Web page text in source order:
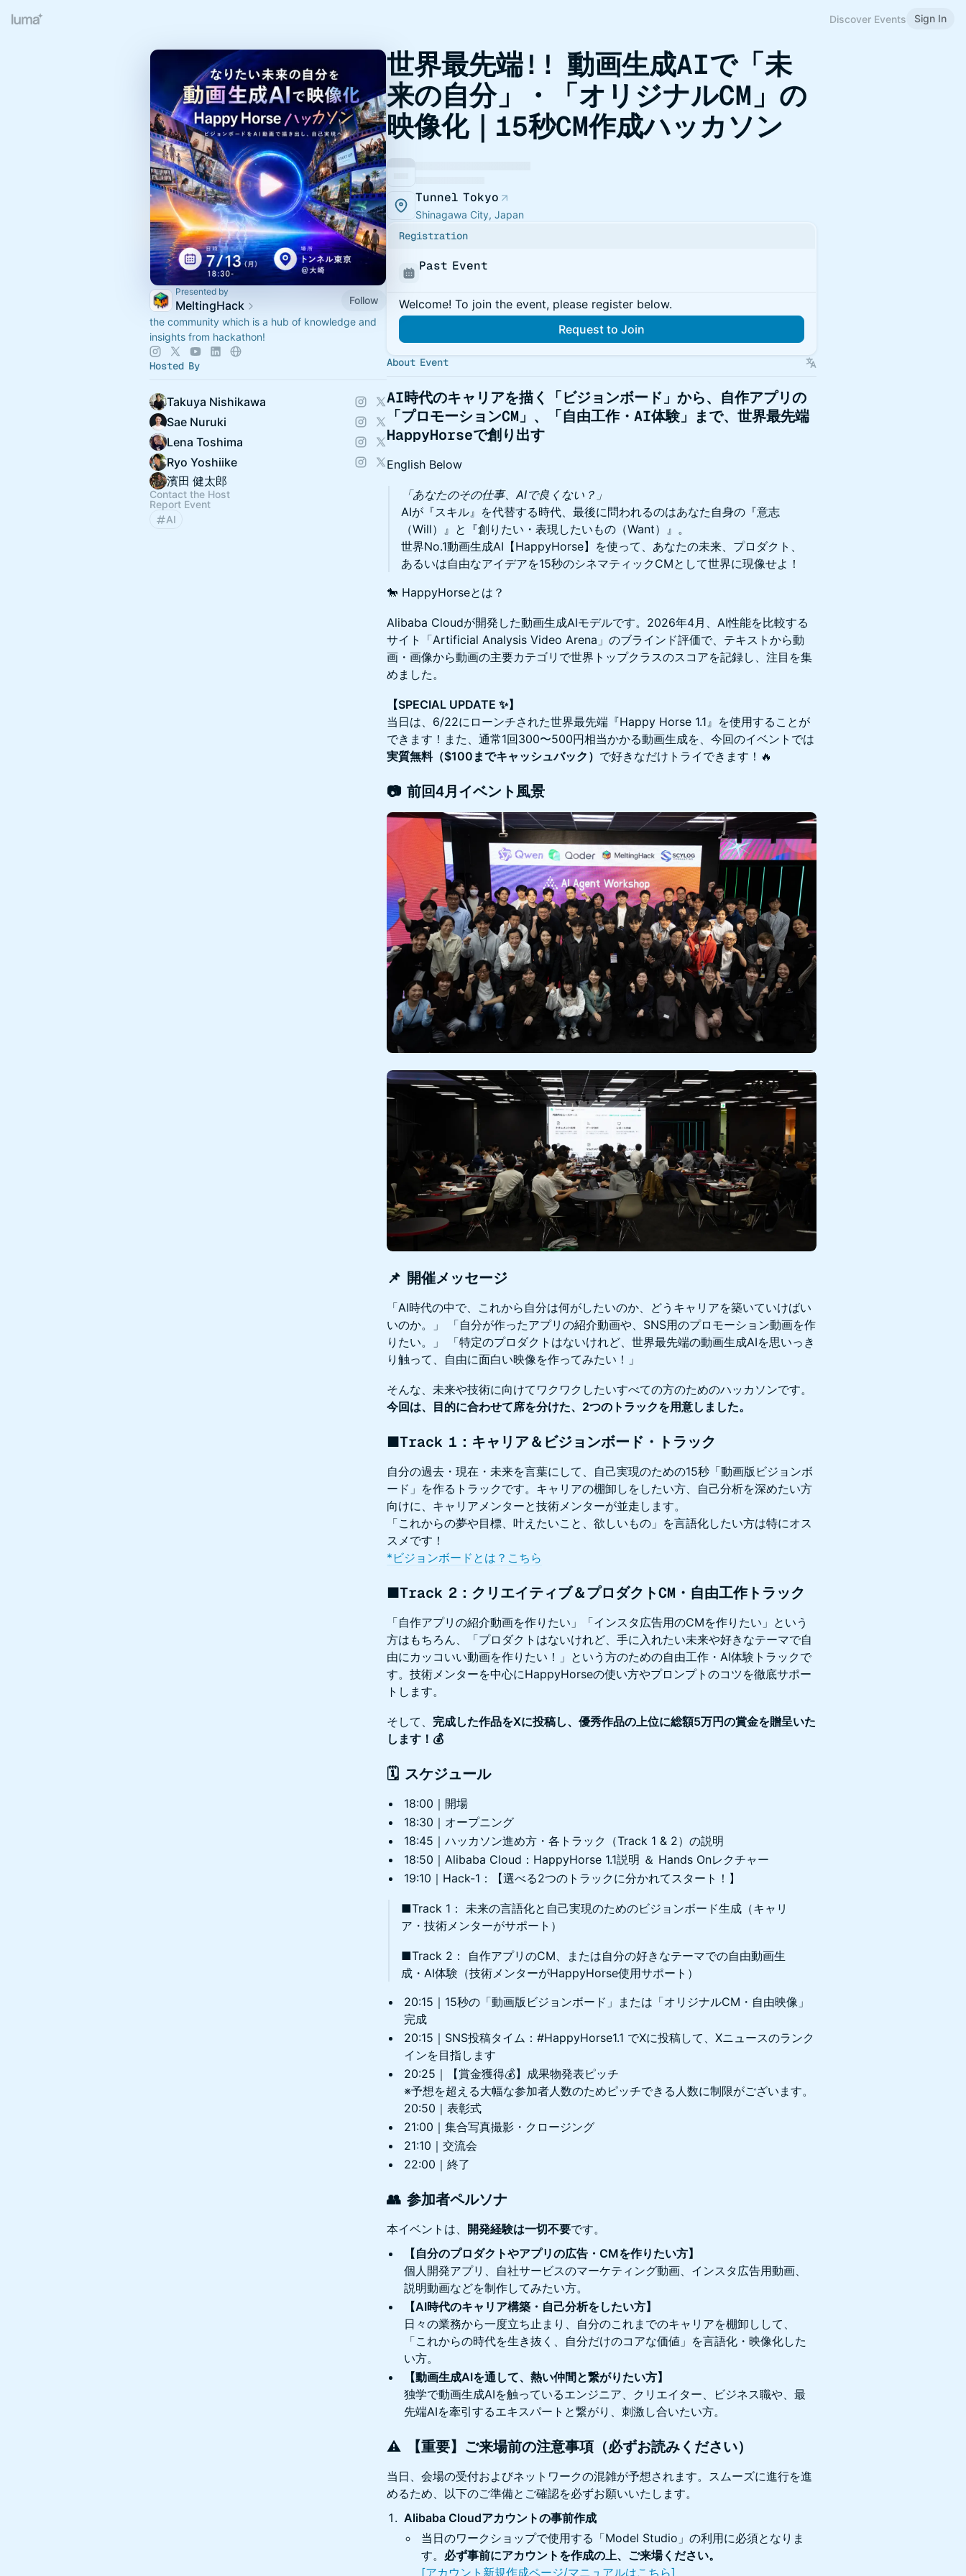
Discover Events Sign In
Presented by
MeltingHack
Follow
the community which is a hub of knowledge and
insights from hackathon!
Hosted By
Takuya Nishikawa
Sae Nuruki
Lena Toshima
Ryo Yoshiike
濱田 健太郎
Contact the Host
Report Event
AI
世界最先端!! 動画生成AIで「未
来の自分」・「オリジナルCM」の
映像化｜15秒CM作成ハッカソン
Tunnel Tokyo
Shinagawa City, Japan
Registration
Past Event
Welcome! To join the event, please register below.
Request to Join
About Event
AI時代のキャリアを描く「ビジョンボード」から、自作アプリの
「プロモーションCM」、「自由工作・AI体験」まで、世界最先端
HappyHorseで創り出す
English Below
「あなたのその仕事、AIで良くない？」
AIが『スキル』を代替する時代、最後に問われるのはあなた自身の『意志
（Will）』と『創りたい・表現したいもの（Want）』。
世界No.1動画生成AI【HappyHorse】を使って、あなたの未来、プロダクト、
あるいは自由なアイデアを15秒のシネマティックCMとして世界に現像せよ！
🐎 HappyHorseとは？
Alibaba Cloudが開発した動画生成AIモデルです。2026年4月、AI性能を比較する
サイト「Artificial Analysis Video Arena」のブラインド評価で、テキストから動
画・画像から動画の主要カテゴリで世界トップクラスのスコアを記録し、注目を集
めました。
【SPECIAL UPDATE ✨️】
当日は、6/22にローンチされた世界最先端『Happy Horse 1.1』を使用することが
できます！また、通常1回300〜500円相当かかる動画生成を、今回のイベントでは
実質無料（$100までキャッシュバック） で好きなだけトライできます！🔥
​📷️ 前回4月イベント風景
📌 開催メッセージ
「AI時代の中で、これから自分は何がしたいのか、どうキャリアを築いていけばい
いのか。」 「自分が作ったアプリの紹介動画や、SNS用のプロモーション動画を作
りたい。」 「特定のプロダクトはないけれど、世界最先端の動画生成AIを思いっき
り触って、自由に面白い映像を作ってみたい！」
そんな、未来や技術に向けてワクワクしたいすべての方のためのハッカソンです。
今回は、目的に合わせて席を分けた、2つのトラックを用意しました。
■Track 1：キャリア＆ビジョンボード・トラック
自分の過去・現在・未来を言葉にして、自己実現のための15秒「動画版ビジョンボ
ード」を作るトラックです。キャリアの棚卸しをしたい方、自己分析を深めたい方
向けに、キャリアメンターと技術メンターが並走します。
「これからの夢や目標、叶えたいこと、欲しいもの」を言語化したい方は特にオス
スメです！
*ビジョンボードとは？こちら
■Track 2：クリエイティブ＆プロダクトCM・自由工作トラック
「自作アプリの紹介動画を作りたい」「インスタ広告用のCMを作りたい」という
方はもちろん、「プロダクトはないけれど、手に入れたい未来や好きなテーマで自
由にカッコいい動画を作りたい！」という方のための自由工作・AI体験トラックで
す。技術メンターを中心にHappyHorseの使い方やプロンプトのコツを徹底サポー
トします。
そして、 完成した作品をXに投稿し、優秀作品の上位に総額5万円の賞金を贈呈いた
します！💰️
🗓 スケジュール
18:00｜開場
18:30｜オープニング
18:45｜ハッカソン進め方・各トラック（Track 1 & 2）の説明
18:50｜Alibaba Cloud：HappyHorse 1.1説明 ＆ Hands Onレクチャー
19:10｜Hack-1：【選べる2つのトラックに分かれてスタート！】
■Track 1： 未来の言語化と自己実現のためのビジョンボード生成（キャリ
ア・技術メンターがサポート）
■Track 2： 自作アプリのCM、または自分の好きなテーマでの自由動画生
成・AI体験（技術メンターがHappyHorse使用サポート）
20:15｜15秒の「動画版ビジョンボード」または「オリジナルCM・自由映像」
完成
20:15｜SNS投稿タイム：#HappyHorse1.1 でXに投稿して、Xニュースのランク
インを目指します
20:25｜【賞金獲得💰️】成果物発表ピッチ
※予想を超える大幅な参加者人数のためピッチできる人数に制限がございます。
20:50｜表彰式
21:00｜集合写真撮影・クロージング
21:10｜交流会
22:00｜終了
👥 参加者ペルソナ
本イベントは、 開発経験は一切不要です。
【自分のプロダクトやアプリの広告・CMを作りたい方】
個人開発アプリ、自社サービスのマーケティング動画、インスタ広告用動画、
説明動画などを制作してみたい方。
【AI時代のキャリア構築・自己分析をしたい方】
日々の業務から一度立ち止まり、自分のこれまでのキャリアを棚卸しして、
「これからの時代を生き抜く、自分だけのコアな価値」を言語化・映像化した
い方。
【動画生成AIを通して、熱い仲間と繋がりたい方】
独学で動画生成AIを触っているエンジニア、クリエイター、ビジネス職や、最
先端AIを牽引するエキスパートと繋がり、刺激し合いたい方。
⚠️ 【重要】ご来場前の注意事項（必ずお読みください）
当日、会場の受付およびネットワークの混雑が予想されます。スムーズに進行を進
めるため、以下のご準備とご確認を必ずお願いいたします。
Alibaba Cloudアカウントの事前作成
当日のワークショップで使用する「Model Studio」の利用に必須となりま
す。 必ず事前にアカウントを作成の上、ご来場ください。
[アカウント新規作成ページ/マニュアルはこちら]